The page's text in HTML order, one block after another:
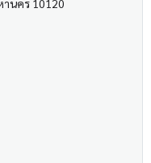
านคร 10120